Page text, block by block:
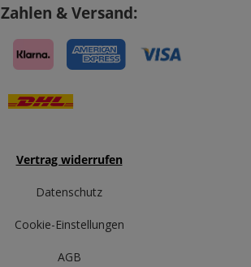
Zahlen & Versand:
Vertrag widerrufen
Datenschutz
Cookie-Einstellungen
AGB